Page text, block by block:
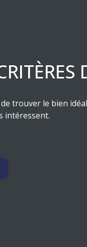
trouver le bien
intéressent.